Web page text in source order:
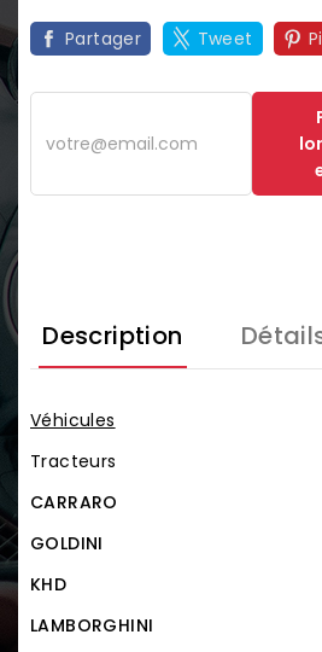
Partager Tweet
Description
Véhicules
Tracteurs
CARRARO
GOLDINI
KHD
LAMBORGHINI